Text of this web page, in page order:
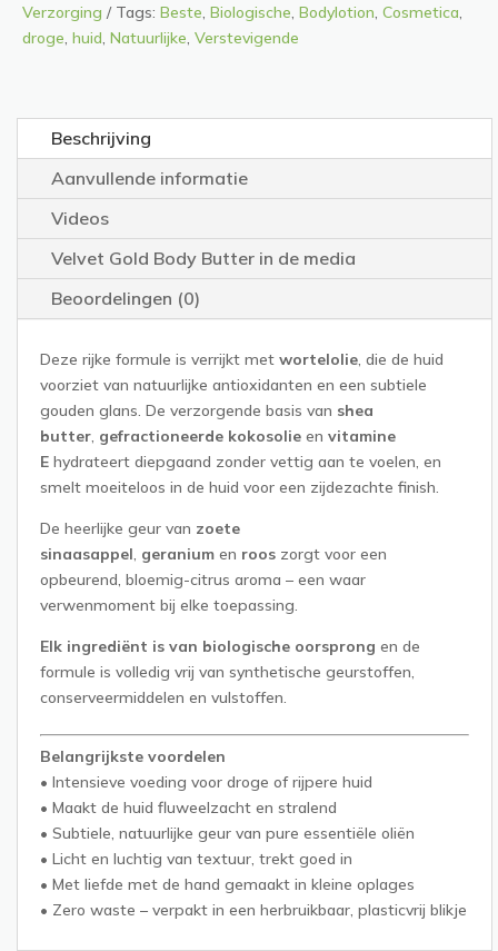
Verzorging
Tags: Beste, Biologische, Bodylotion, Cosmetica,
droge, huid, Natuurlijke, Verstevigende
Beschrijving
Aanvullende informatie
Videos
Velvet Gold Body Butter in de media
Beoordelingen (0)
Deze rijke formule is verrijkt met wortelolie, die de huid
voorziet van natuurlijke antioxidanten en een subtiele
gouden glans. De verzorgende basis van shea
butter, gefractioneerde kokosolie en vitamine
E hydrateert diepgaand zonder vettig aan te voelen, en
smelt moeiteloos in de huid voor een zijdezachte finish.
De heerlijke geur van zoete
sinaasappel, geranium en roos zorgt voor een
opbeurend, bloemig-citrus aroma – een waar
verwenmoment bij elke toepassing.
Elk ingrediënt is van biologische oorsprong en de
formule is volledig vrij van synthetische geurstoffen,
conserveermiddelen en vulstoffen.
Belangrijkste voordelen
• Intensieve voeding voor droge of rijpere huid
• Maakt de huid fluweelzacht en stralend
• Subtiele, natuurlijke geur van pure essentiële oliën
• Licht en luchtig van textuur, trekt goed in
• Met liefde met de hand gemaakt in kleine oplages
• Zero waste – verpakt in een herbruikbaar, plasticvrij blikje